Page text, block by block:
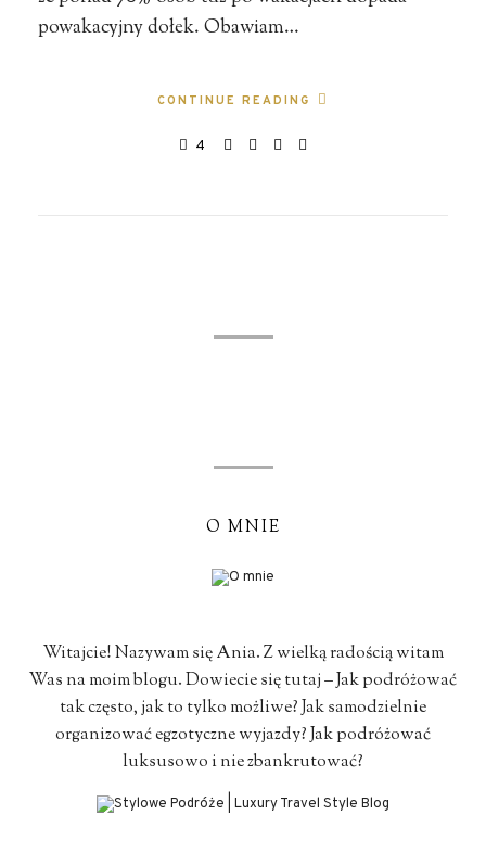
powakacyjny dołek. Obawiam…
CONTINUE READING
4
O MNIE
Witajcie! Nazywam się Ania. Z wielką radością witam
Was na moim blogu. Dowiecie się tutaj – Jak podróżować
tak często, jak to tylko możliwe? Jak samodzielnie
organizować egzotyczne wyjazdy? Jak podróżować
luksusowo i nie zbankrutować?